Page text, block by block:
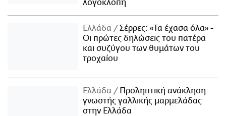
λογοκλοπή
Ελλάδα
Σέρρες: «Τα έχασα όλα» -
Οι πρώτες δηλώσεις του πατέρα
και συζύγου των θυμάτων του
τροχαίου
Ελλάδα
Προληπτική ανάκληση
γνωστής γαλλικής μαρμελάδας
στην Ελλάδα